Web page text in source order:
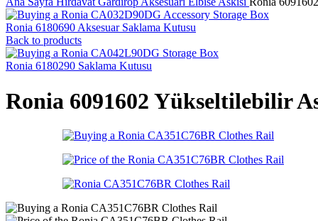
Ronia 6180690 Aksesuar Saklama Kutusu
Back to products
Ronia 6180290 Saklama Kutusu
Ronia 6091602 Yükseltilebilir